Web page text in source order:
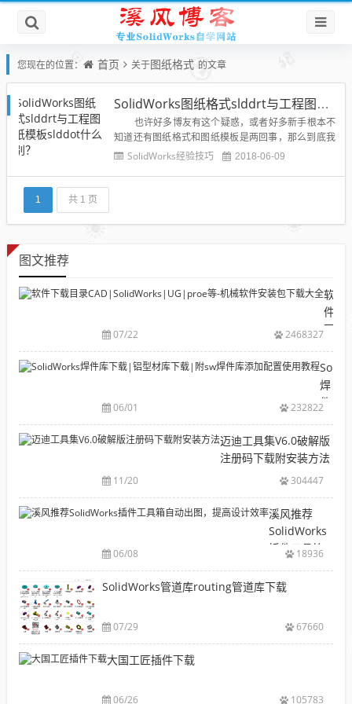
您现在的位置： 首页 关于图纸格式 的文章
SolidWorks图纸格式slddrt与工程图图纸模板slddot什么区别？
也许好多博友有这个疑惑，或者好多新手根本不
知道还有图纸格式和图纸模板是两回事，那么到底我
们怎么区分SolidWorks的图纸格式和图纸模板呢？下
SolidWorks经验技巧 2018-06-09
1 共 1 页
图文推荐
软
件
下
目
录
机
械
软
安
包
载
07/22 2468327
焊
件
下
载|
型
下
载|
附
件
库
配
06/01 232822
迈迪工具集V6.0破解版
注册码下载附安装方法
11/20 304447
溪风推荐
SolidWorks
插件工具箱
提高设计效
06/08 18936
SolidWorks管道库routing管道库下载
07/29 67660
大国工匠插件下载
06/26 105783